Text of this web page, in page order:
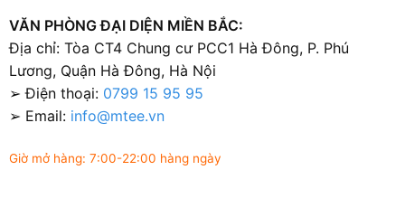
VĂN PHÒNG ĐẠI DIỆN MIỀN BẮC:
Địa chỉ: Tòa CT4 Chung cư PCC1 Hà Đông, P. Phú
Lương, Quận Hà Đông, Hà Nội
➢ Điện thoại: 0799 15 95 95
➢ Email: info@mtee.vn
Giờ mở hàng: 7:00-22:00 hàng ngày